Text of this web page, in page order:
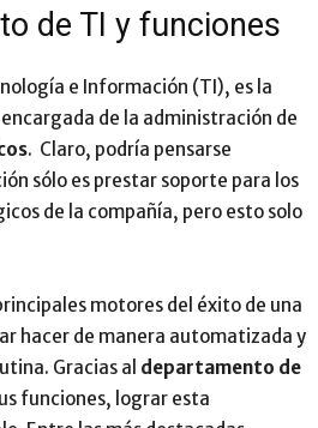
de TI y funciones
e Información (TI), es la
de la administración de
. Claro, podría pensarse
sólo es prestar soporte para los
de la compañía, pero esto solo
motores del éxito de una
hacer de manera automatizada y
Gracias al departamento de
funciones, lograr esta